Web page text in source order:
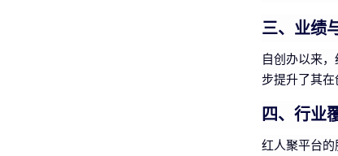
三、业绩
自创办以来
步提升了其在
四、行业
红人聚平台